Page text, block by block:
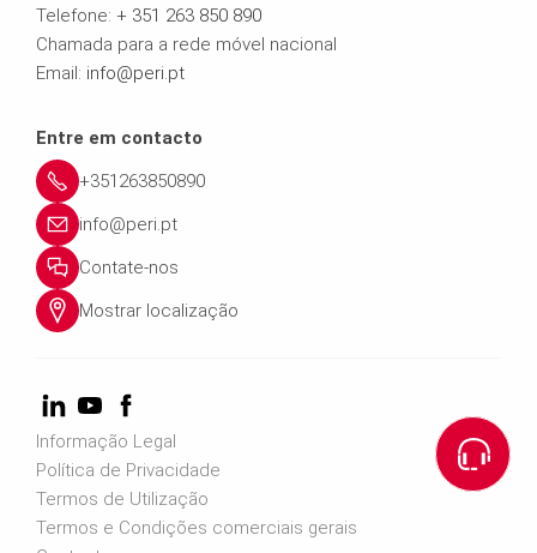
Telefone: + 351 263 850 890
Chamada para a rede móvel nacional
Email: info@peri.pt
Entre em contacto
+351263850890
info@peri.pt
Contate-nos
Mostrar localização
Informação Legal
Política de Privacidade
Termos de Utilização
Termos e Condições comerciais gerais